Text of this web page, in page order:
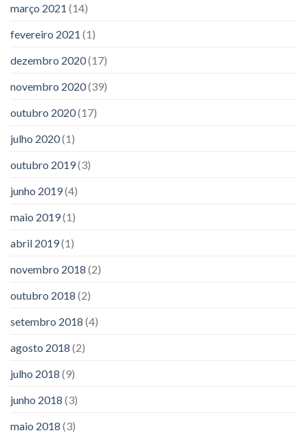
março 2021 (14)
fevereiro 2021 (1)
dezembro 2020(17)
novembro 2020(39)
outubro 2020(17)
julho 2020(1)
outubro 2019(3)
junho 2019(4)
maio 2019(1)
abril 2019(1)
novembro 2018 (2)
outubro 2018 (2)
setembro 2018 (4)
agosto 2018 (2)
julho 2018 (9)
junho 2018 (3)
maio 2018 (3)